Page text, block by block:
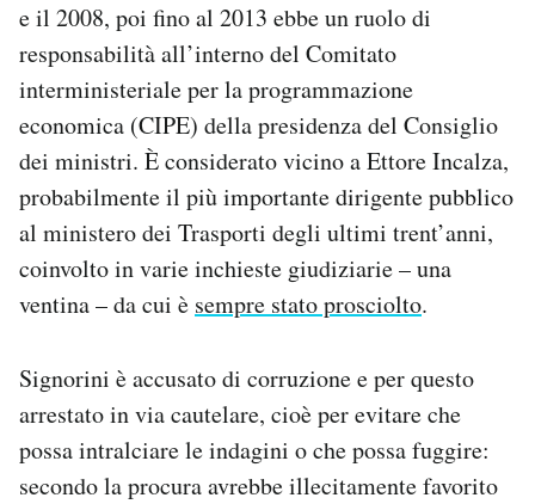
e il 2008, poi fino al 2013 ebbe un ruolo di
responsabilità all’interno del Comitato
interministeriale per la programmazione
economica (CIPE) della presidenza del Consiglio
dei ministri. È considerato vicino a Ettore Incalza,
probabilmente il più importante dirigente pubblico
al ministero dei Trasporti degli ultimi trent’anni,
coinvolto in varie inchieste giudiziarie – una
ventina – da cui è sempre stato prosciolto.
Signorini è accusato di corruzione e per questo
arrestato in via cautelare, cioè per evitare che
possa intralciare le indagini o che possa fuggire:
secondo la procura avrebbe illecitamente favorito